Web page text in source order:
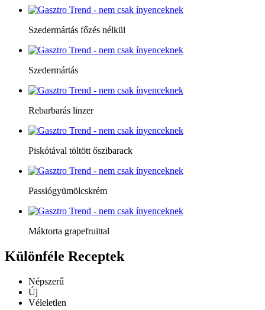
Szedermártás főzés nélkül
Szedermártás
Rebarbarás linzer
Piskótával töltött őszibarack
Passiógyümölcskrém
Máktorta grapefruittal
Különféle Receptek
Népszerű
Új
Véleletlen